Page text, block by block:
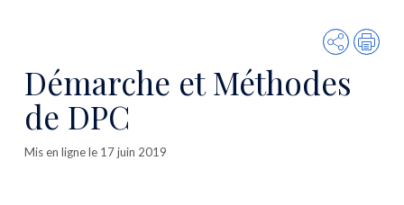
Partager
Démarche et Méthodes
de DPC
Mis en ligne le 17 juin 2019